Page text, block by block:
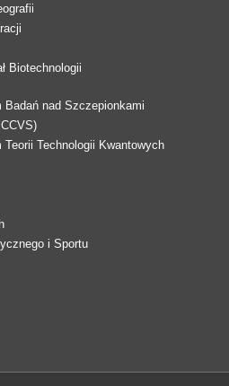
Biotechnologii
Badań nad Szczepionkami
Teorii Technologii Kwantowych
i Sportu